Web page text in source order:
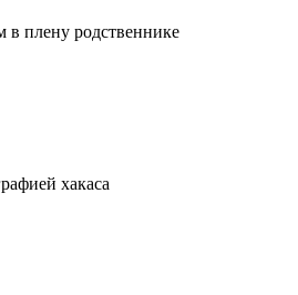
в плену родственнике
хакаса